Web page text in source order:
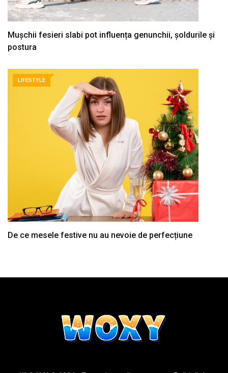
Mușchii fesieri slabi pot influența genunchii, șoldurile și
postura
LIFESTYLE
De ce mesele festive nu au nevoie de perfecțiune